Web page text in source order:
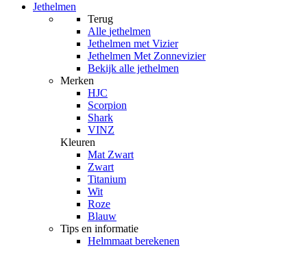
Jethelmen
Terug
Alle jethelmen
Jethelmen met Vizier
Jethelmen Met Zonnevizier
Bekijk alle jethelmen
Merken
HJC
Scorpion
Shark
VINZ
Kleuren
Mat Zwart
Zwart
Titanium
Wit
Roze
Blauw
Tips en informatie
Helmmaat berekenen